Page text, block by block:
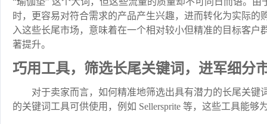
时，更容易对符合需求的产品产生兴趣，进而转化为实际
入这些长尾市场，意味着在一个相对较小但精准的目标客
著提升。
巧用工具，筛选长尾关键词，进军细分
对于卖家而言，如何精准地筛选出具有潜力的长尾关
的关键词工具可供使用，例如 Sellersprite 等，这些工具能